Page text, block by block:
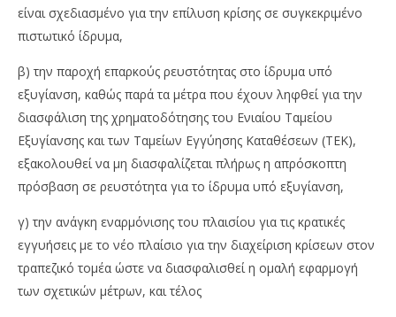
είναι σχεδιασμένο για την επίλυση κρίσης σε συγκεκριμένο
πιστωτικό ίδρυμα,
β) την παροχή επαρκούς ρευστότητας στο ίδρυμα υπό
εξυγίανση, καθώς παρά τα μέτρα που έχουν ληφθεί για την
διασφάλιση της χρηματοδότησης του Ενιαίου Ταμείου
Εξυγίανσης και των Ταμείων Εγγύησης Καταθέσεων (ΤΕΚ),
εξακολουθεί να μη διασφαλίζεται πλήρως η απρόσκοπτη
πρόσβαση σε ρευστότητα για το ίδρυμα υπό εξυγίανση,
γ) την ανάγκη εναρμόνισης του πλαισίου για τις κρατικές
εγγυήσεις με το νέο πλαίσιο για την διαχείριση κρίσεων στον
τραπεζικό τομέα ώστε να διασφαλισθεί η ομαλή εφαρμογή
των σχετικών μέτρων, και τέλος